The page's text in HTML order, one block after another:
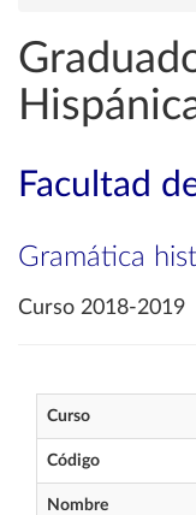
Facultad
Gramática
Curso 2018-2019
Curso
Código
Nombre